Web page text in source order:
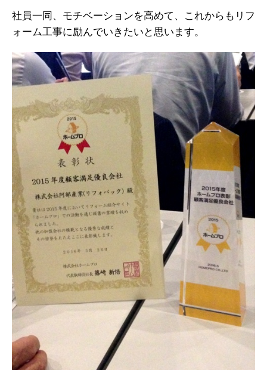
社員一同、モチベーションを高めて、これからもリフ
ォーム工事に励んでいきたいと思います。